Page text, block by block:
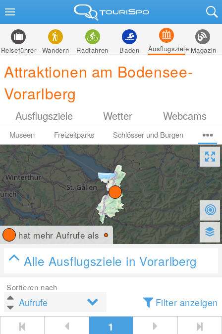
Reiseführer Wandern Radfahren Baden Ausflugsziele Magazin
Attraktionen am Bodensee-
Vorarlberg
Ausflugsziele Wetter Webcams
Museen Freizeitparks Schlösser und Burgen
hat mehr Aufrufe als
Alle Ausflugsziele in Vorarlberg
Sortieren nach
Filter anzeigen
1